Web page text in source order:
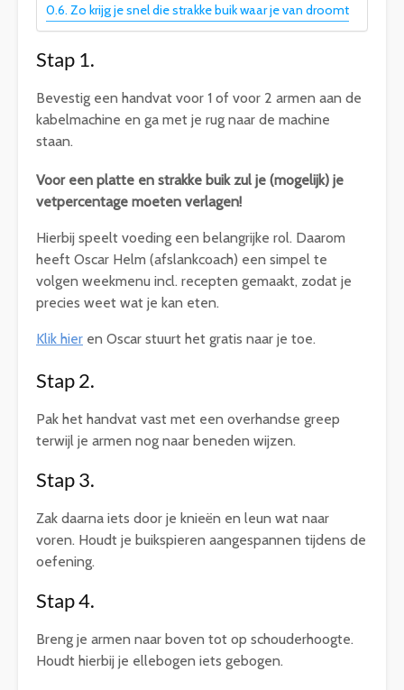
Zo krijg je snel die strakke buik waar je van droomt
Stap 1.
Bevestig een handvat voor 1 of voor 2 armen aan de
kabelmachine en ga met je rug naar de machine
staan.
Voor een platte en strakke buik zul je (mogelijk) je
vetpercentage moeten verlagen!
Hierbij speelt voeding een belangrijke rol. Daarom
heeft Oscar Helm (afslankcoach) een simpel te
volgen weekmenu incl. recepten gemaakt, zodat je
precies weet wat je kan eten.
Klik hier en Oscar stuurt het gratis naar je toe.
Stap 2.
Pak het handvat vast met een overhandse greep
terwijl je armen nog naar beneden wijzen.
Stap 3.
Zak daarna iets door je knieën en leun wat naar
voren. Houdt je buikspieren aangespannen tijdens de
oefening.
Stap 4.
Breng je armen naar boven tot op schouderhoogte.
Houdt hierbij je ellebogen iets gebogen.